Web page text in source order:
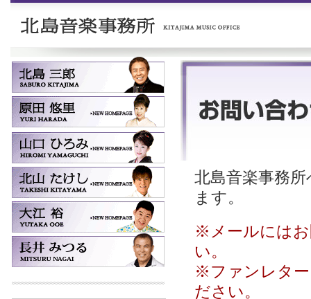
北島音楽事務
ます。
※メールにはお
い。
※ファンレター
ださい。